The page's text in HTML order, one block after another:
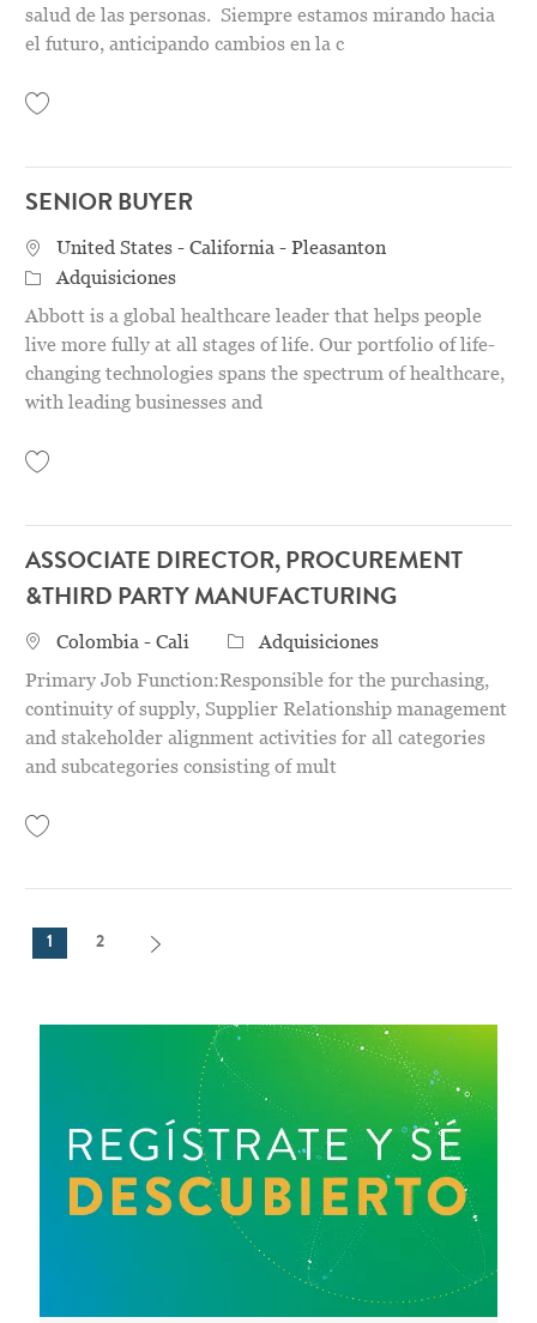
salud de las personas. Siempre estamos mirando hacia
el futuro, anticipando cambios en la c
SENIOR BUYER
Location
United States - California - Pleasanton
Categoría
Adquisiciones
Abbott is a global healthcare leader that helps people
live more fully at all stages of life. Our portfolio of life-
changing technologies spans the spectrum of healthcare,
with leading businesses and
ASSOCIATE DIRECTOR, PROCUREMENT
&THIRD PARTY MANUFACTURING
Location
Colombia - Cali Categoría
Adquisiciones
Primary Job Function:Responsible for the purchasing,
continuity of supply, Supplier Relationship management
and stakeholder alignment activities for all categories
and subcategories consisting of mult
1 2